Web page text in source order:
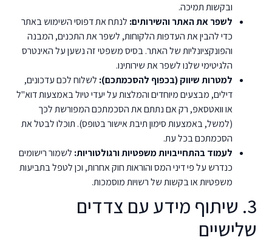
ובקשות תמיכה.
לשפר את האתר והשירותים: לנתח את דפוסי השימוש באתר
כדי להבין את העדפות הלקוחות, לשפר את התכנים, המבנה
והפונקציונליות של האתר. בסיס משפטי זה נשען על האינטרס
הלגיטימי שלנו לשפר את שירותינו.
למטרות שיווק (בכפוף להסכמתכם): לשלוח לכם עדכונים,
דילים, מבצעים מיוחדים והמלצות על יעדי טיול באמצעות דוא"ל
או וואטסאפ, רק אם נתתם את הסכמתכם המפורשת לכך
(למשל, באמצעות סימון תיבת אישור בטופס). תוכלו לבטל את
הסכמתכם בכל עת.
לעמוד בהתחייבויות משפטיות ורגולטוריות: לשמור רישומים
כנדרש על פי דיני המס והוראות חוק אחרות, וכן לטפל בתביעות
משפטיות או בקשות של רשויות מוסמכות.
3. שיתוף מידע עם צדדים
שלישיים